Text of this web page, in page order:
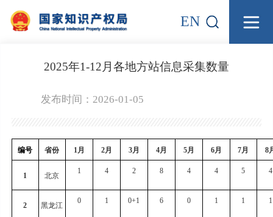
EN
2025年1-12月各地方站信息采集数量
发布时间：2026-01-05
编号 省份 1 月 2月 3月 4月 5月 6月 7月 8
1 北京
1 4 2 8 4 4 5 4
2 黑龙江
0 1 0+1 6 0 1 1 1